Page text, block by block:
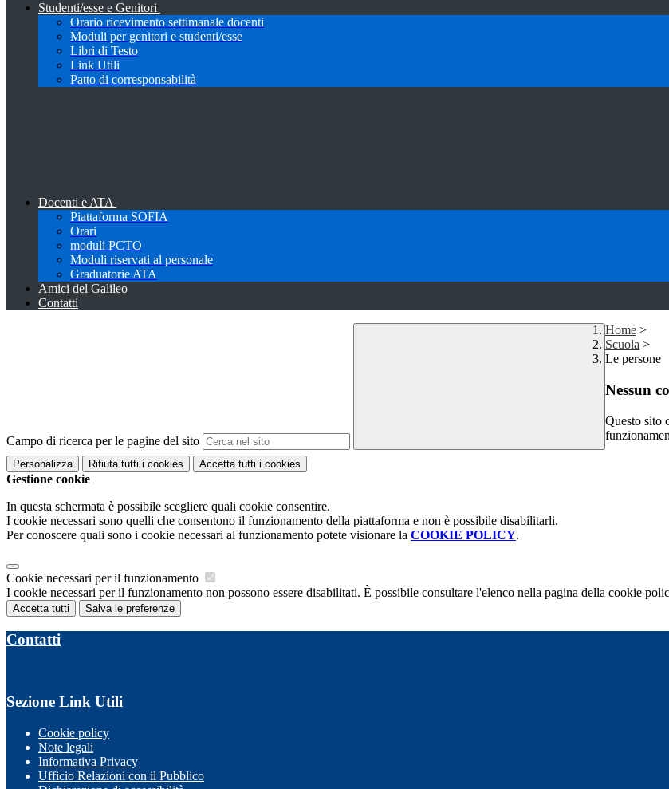
Studenti/esse e Genitori
Orario ricevimento settimanale docenti
Moduli per genitori e studenti/esse
Libri di Testo
Link Utili
Patto di corresponsabilità
Docenti e ATA
Piattaforma SOFIA
Orari
moduli PCTO
Moduli riservati al personale
Graduatorie ATA
Amici del Galileo
Contatti
Campo di ricerca per le pagine del sito
Home >
Scuola >
Le persone
Nessun
Questo sito
Personalizza Rifiuta tutti i cookies Accetta tutti i cookies
Gestione cookie
In questa schermata è possibile scegliere quali cookie consentire.
I cookie necessari sono quelli che consentono il funzionamento della piattaforma e non è possibile disabilitarli.
Per conoscere quali sono i cookie necessari al funzionamento potete visionare la COOKIE POLICY.
Cookie necessari per il funzionamento
I cookie necessari per il funzionamento non possono essere disabilitati. È possibile consultare l'elenco nella pagina della cookie
Accetta tutti Salva le preferenze
Contatti
Sezione Link Utili
Cookie policy
Note legali
Informativa Privacy
Ufficio Relazioni con il Pubblico